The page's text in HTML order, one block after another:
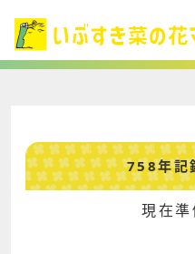
758年記
現在準